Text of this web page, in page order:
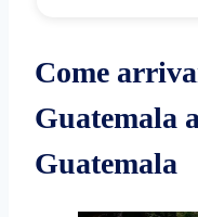
Come
Guatemala
Guatemala